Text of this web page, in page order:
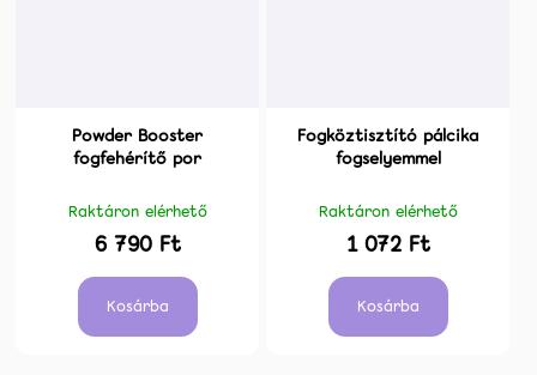
Powder Booster
fogfehérítő por
Raktáron elérhető
6 790 Ft
Kosárba
Fogköztisztító pálcika
fogselyemmel
Raktáron elérhető
1 072 Ft
Kosárba